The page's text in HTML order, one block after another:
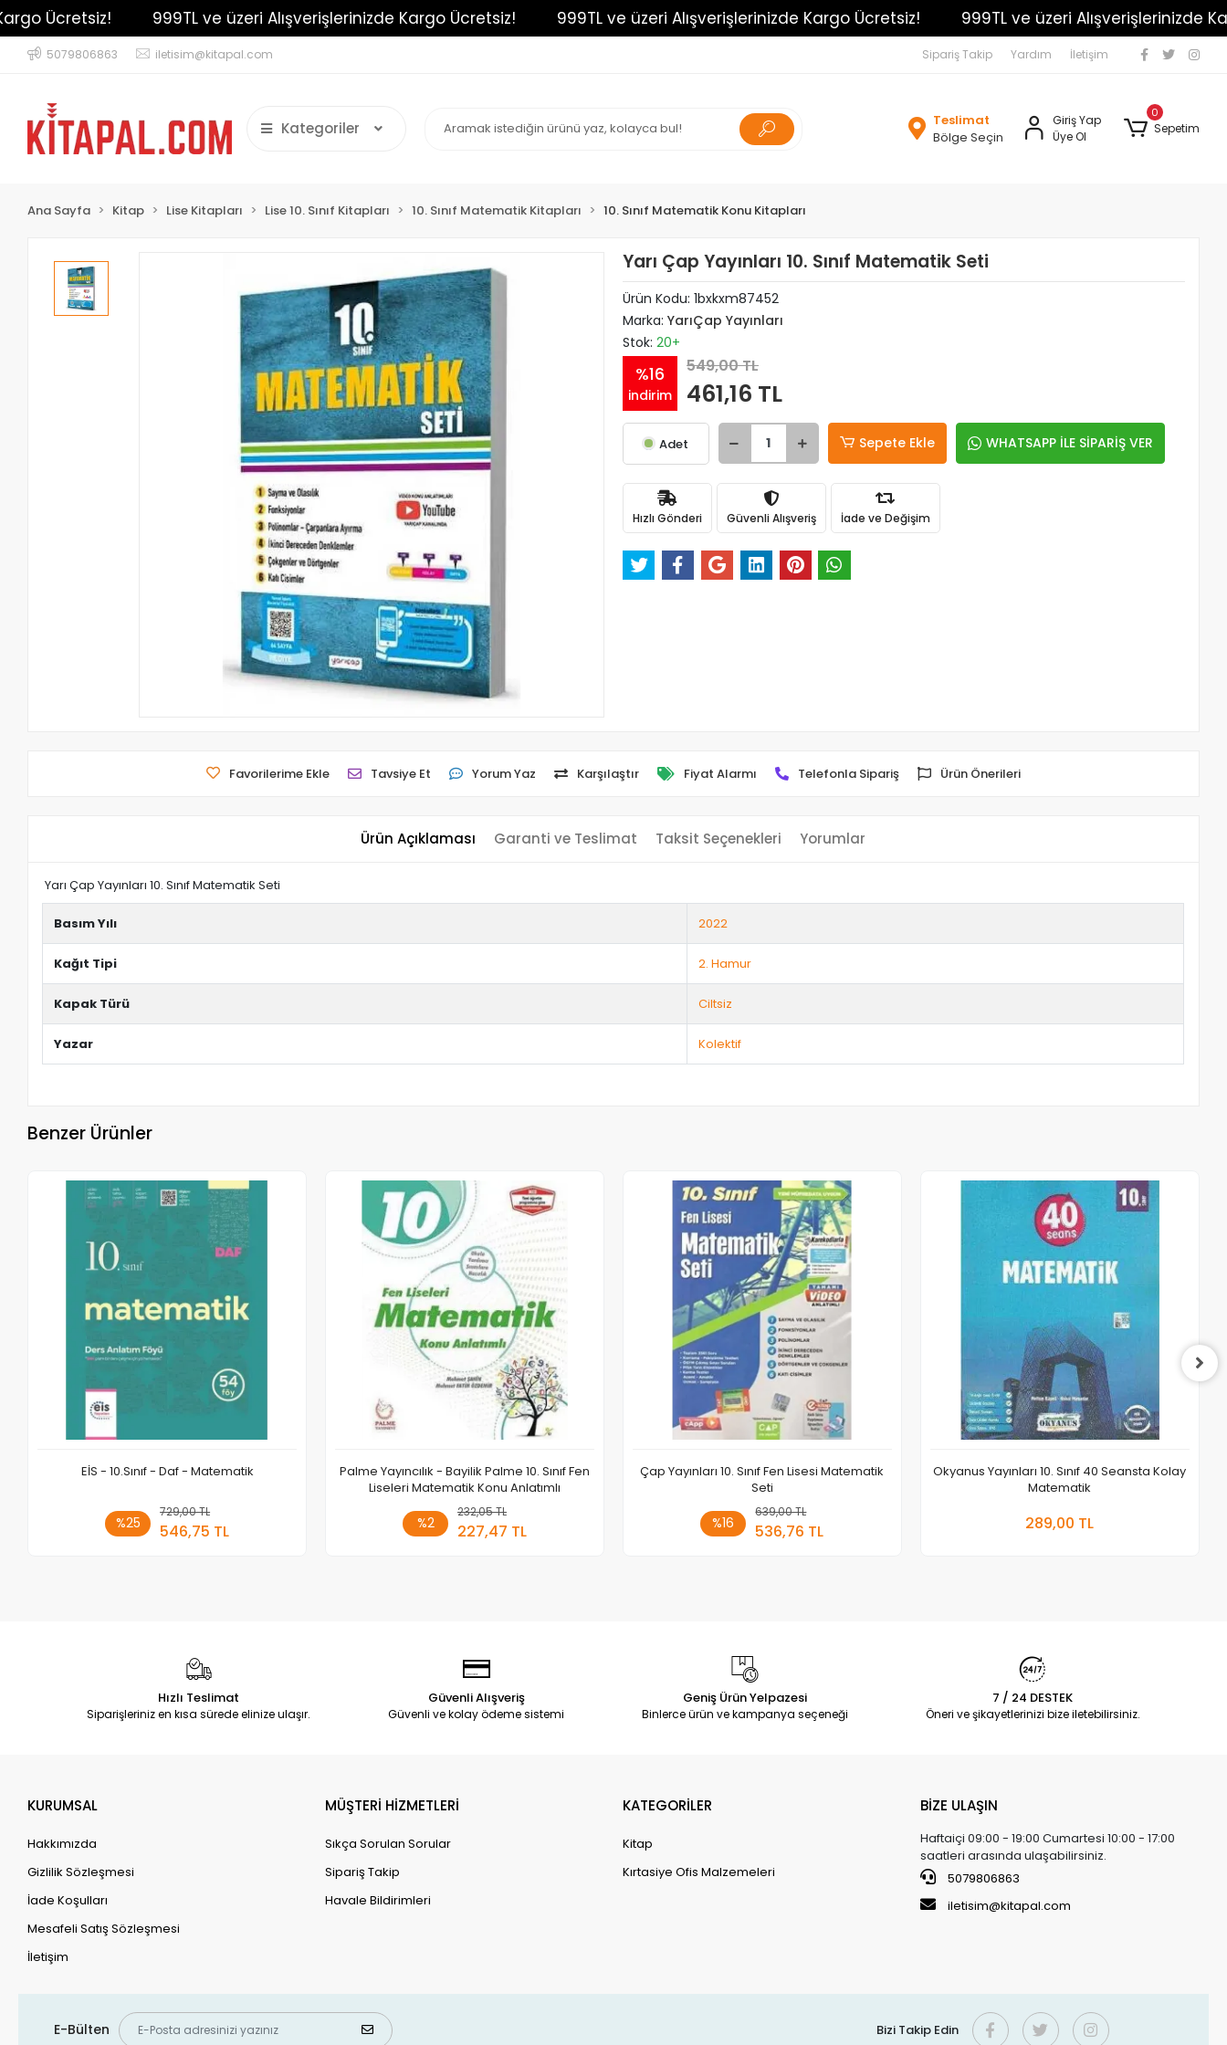
Ücretsiz! 999TL ve üzeri Alışverişlerinizde Kargo Ücretsiz! 999TL ve üzeri Alışverişlerinizde Kargo Ücretsiz! 999TL ve üzeri Alışverişlerinizde
5079806863 iletisim@kitapal.com Sipariş Takip Yardım İletişim
Kategoriler
Teslimat
Bölge Seçin
Giriş Yap
Üye Ol
0
Sepetim
Ana Sayfa Kitap Lise Kitapları Lise 10. Sınıf Kitapları 10. Sınıf Matematik Kitapları 10. Sınıf Matematik Konu Kitapları
Yarı Çap Yayınları 10. Sınıf Matematik Seti
Ürün Kodu: 1bxkxm87452
Marka: YarıÇap Yayınları
Stok: 20+
%16
indirim
549,00 TL
461,16 TL
Adet Sepete Ekle WHATSAPP İLE SİPARİŞ VER
Hızlı Gönderi Güvenli Alışveriş İade ve Değişim
Favorilerime Ekle Tavsiye Et Yorum Yaz Karşılaştır Fiyat Alarmı Telefonla Sipariş Ürün Önerileri
Ürün Açıklaması Garanti ve Teslimat Taksit Seçenekleri Yorumlar
Yarı Çap Yayınları 10. Sınıf Matematik Seti
Basım Yılı 2022
Kağıt Tipi 2. Hamur
Kapak Türü Ciltsiz
Yazar Kolektif
Benzer Ürünler
EİS - 10.Sınıf - Daf - Matematik
%25
729,00 TL
546,75 TL
Sepete Ekle
Palme Yayıncılık - Bayilik Palme 10. Sınıf Fen
Liseleri Matematik Konu Anlatımlı
%2
232,05 TL
227,47 TL
Sepete Ekle
Çap Yayınları 10. Sınıf Fen Lisesi Matematik
Seti
%16
639,00 TL
536,76 TL
Sepete Ekle
Okyanus Yayınları 10. Sınıf 40 Seansta Kolay
Matematik
289,00 TL
Hızlı Teslimat
Siparişleriniz en kısa sürede elinize ulaşır.
Güvenli Alışveriş
Güvenli ve kolay ödeme sistemi
Geniş Ürün Yelpazesi
Binlerce ürün ve kampanya seçeneği
7 / 24 DESTEK
Öneri ve şikayetlerinizi bize iletebilirsiniz.
KURUMSAL
Hakkımızda
Gizlilik Sözleşmesi
İade Koşulları
Mesafeli Satış Sözleşmesi
İletişim
MÜŞTERİ HİZMETLERİ
Sıkça Sorulan Sorular
Sipariş Takip
Havale Bildirimleri
KATEGORİLER
Kitap
Kırtasiye Ofis Malzemeleri
BİZE ULAŞIN
Haftaiçi 09:00 - 19:00 Cumartesi 10:00 - 17:00
saatleri arasında ulaşabilirsiniz.
5079806863
iletisim@kitapal.com
E-Bülten Bizi Takip Edin